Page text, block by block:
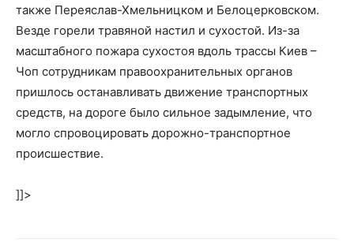
также Переяслав-Хмельницком и Белоцерковском.
Везде горели травяной настил и сухостой. Из-за
масштабного пожара сухостоя вдоль трассы Киев –
Чоп сотрудникам правоохранительных органов
пришлось останавливать движение транспортных
средств, на дороге было сильное задымление, что
могло спровоцировать дорожно-транспортное
происшествие.
]]>